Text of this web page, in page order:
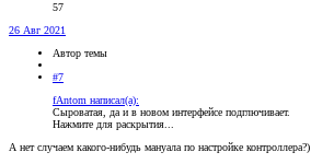
57
26 Авг 2021
Автор темы
#7
fAntom написал(а):
Сыроватая, да и в новом интерфейсе подглючивает.
Нажмите для раскрытия...
А нет случаем какого-нибудь мануала по настройке контроллера?)